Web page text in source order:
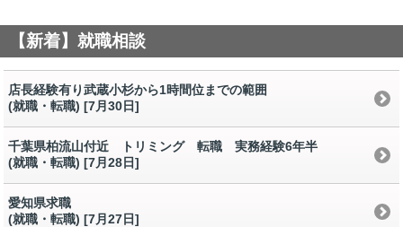
【新着】就職相談
店長経験有り武蔵小杉から1時間位までの範囲
(就職・転職) [7月30日]
千葉県柏流山付近 トリミング 転職 実務経験6年半
(就職・転職) [7月28日]
愛知県求職
(就職・転職) [7月27日]